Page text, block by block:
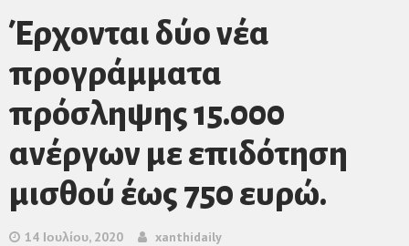
Έρχονται δύο νέα
προγράμματα
πρόσληψης 15.000
ανέργων με επιδότηση
μισθού έως 750 ευρώ.
14 Ιουλίου, 2020 xanthidaily